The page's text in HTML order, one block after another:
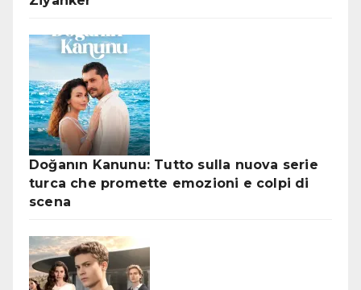
Doğanın Kanunu: Tutto sulla nuova serie
turca che promette emozioni e colpi di
scena